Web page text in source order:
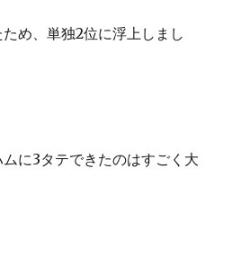
め、単独2位に浮上しまし
に3タテできたのはすごく大